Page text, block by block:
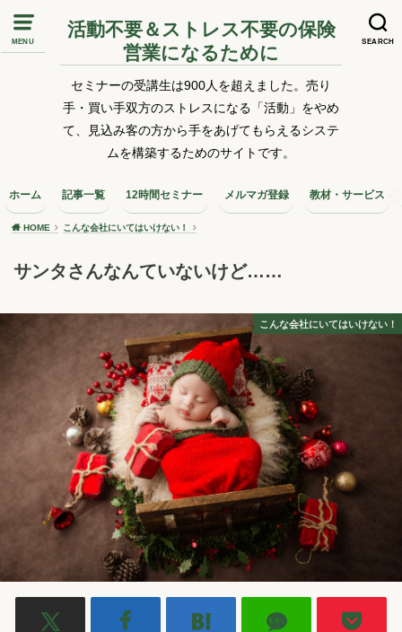
MENU SEARCH
活動不要＆ストレス不要の保険
営業になるために
セミナーの受講生は900人を超えました。売り
手・買い手双方のストレスになる「活動」をやめ
て、見込み客の方から手をあげてもらえるシステ
ムを構築するためのサイトです。
ホーム 記事一覧 12時間セミナー メルマガ登録 教材・サービス
HOME こんな会社にいてはいけない！
サンタさんなんていないけど……
こんな会社にいてはいけない！